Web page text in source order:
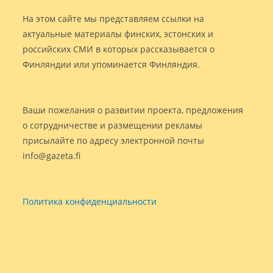
На этом сайте мы представляем ссылки на
актуальные материалы финских, эстонских и
российских СМИ в которых рассказывается о
Финляндии или упоминается Финляндия.
Ваши пожелания о развитии проекта, предложения
о сотрудничестве и размещении рекламы
присылайте по адресу электронной почты
info@gazeta.fi
Политика конфиденциальности